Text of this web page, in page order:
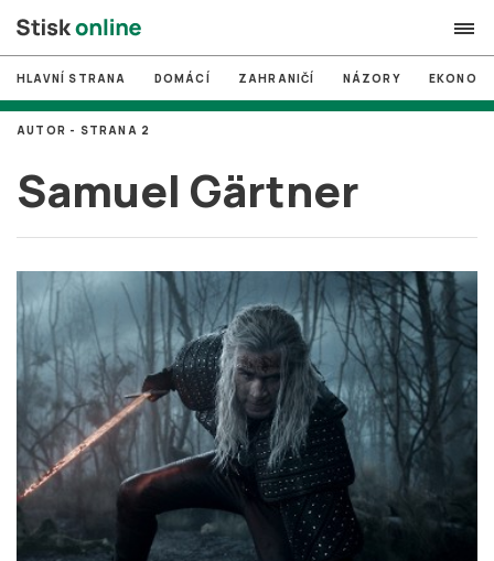
search
# MUNI
# Brno
# volby
PŘIHLÁSIT SE
Zapomněli jste heslo?
Založit nový účet
HLAVNÍ STRANA DOMÁCÍ ZAHRANIČÍ NÁZORY
Samuel Gärtner
AUTOR - STRANA 2